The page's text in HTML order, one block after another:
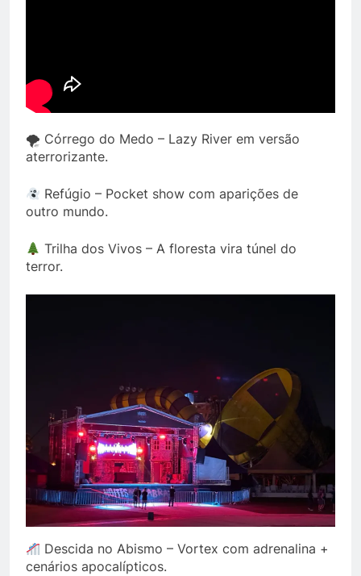
🌪 Córrego do Medo – Lazy River em versão
aterrorizante.
Refúgio – Pocket show com aparições de
outro mundo.
Trilha dos Vivos – A floresta vira túnel do
terror.
Descida no Abismo – Vortex com adrenalina +
cenários apocalípticos.